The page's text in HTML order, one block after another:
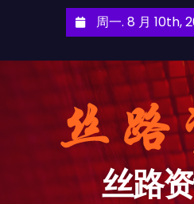
周一. 8 月 10th,
丝路